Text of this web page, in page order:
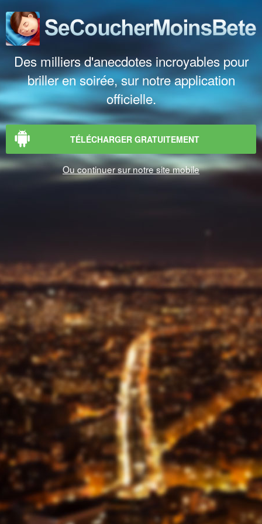
Des milliers d'anecdotes incroyables pour
briller en soirée, sur notre application
officielle.
TÉLÉCHARGER GRATUITEMENT
Ou continuer sur notre site mobile